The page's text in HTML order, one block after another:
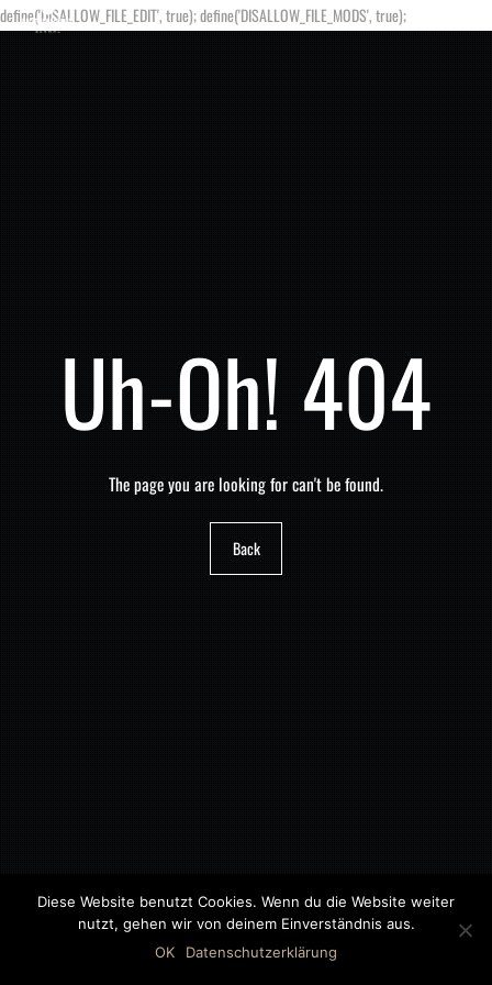
define('DISALLOW_FILE_EDIT', true); define('DISALLOW_FILE_MODS', true);
Uh-Oh! 404
The page you are looking for can't be found.
Back
©2018 MWB – MOTORWAGEN BERNAU GMBH
Diese Website benutzt Cookies. Wenn du die Website weiter
nutzt, gehen wir von deinem Einverständnis aus.
OK
Datenschutzerklärung